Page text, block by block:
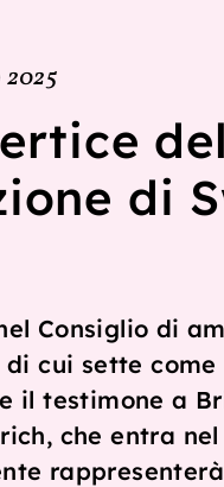
di
Consiglio di
di cui sette
il testimone a
che entra